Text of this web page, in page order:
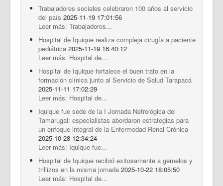
Trabajadores sociales celebraron 100 años al servicio
del país 2025-11-19 17:01:56
Leer más: Trabajadores...
Hospital de Iquique realiza compleja cirugía a paciente
pediátrica 2025-11-19 16:40:12
Leer más: Hospital de...
Hospital de Iquique fortalece el buen trato en la
formación clínica junto al Servicio de Salud Tarapacá
2025-11-11 17:02:29
Leer más: Hospital de...
Iquique fue sede de la I Jornada Nefrológica del
Tamarugal: especialistas abordaron estrategias para
un enfoque integral de la Enfermedad Renal Crónica
2025-10-28 12:34:24
Leer más: Iquique fue...
Hospital de Iquique recibió exitosamente a gemelos y
trillizos en la misma jornada 2025-10-22 18:05:50
Leer más: Hospital de...